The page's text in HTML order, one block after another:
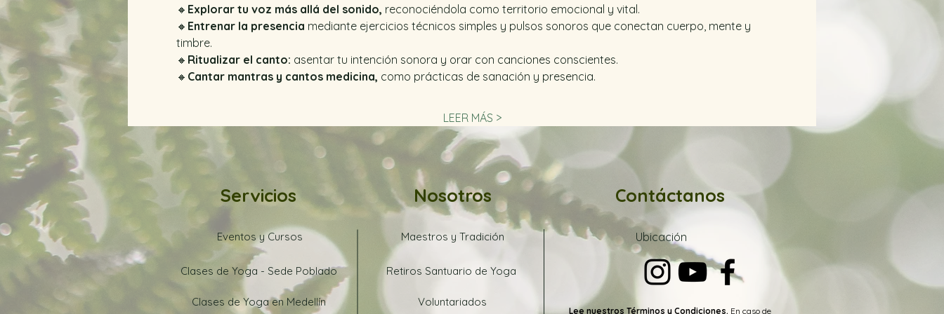
🔸 Explorar tu voz más allá del sonido, reconociéndola como territorio emocional y vital.
🔸 Entrenar la presencia mediante ejercicios técnicos simples y pulsos sonoros que conectan cuerpo, mente y
timbre.
🔸 Ritualizar el canto: asentar tu intención sonora y orar con canciones conscientes.
🔸 Cantar mantras y cantos medicina, como prácticas de sanación y presencia.
LEER MÁS >
Servicios Nosotros Contáctanos
Eventos y Cursos Maestros y Tradición Ubicación
Clases de Yoga - Sede Poblado Retiros Santuario de Yoga
Clases de Yoga en Medellín Voluntariados
Lee nuestros Términos y Condiciones. En caso de